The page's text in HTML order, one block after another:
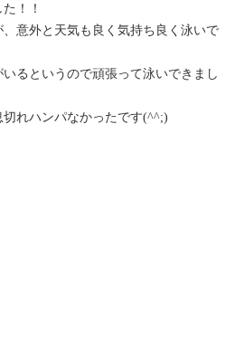
！！
意外と天気も良く気持ち良く泳いで
るというので頑張って泳いできまし
れハンパなかったです(^^;)